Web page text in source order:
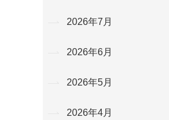
2026年7月
2026年6月
2026年5月
2026年4月